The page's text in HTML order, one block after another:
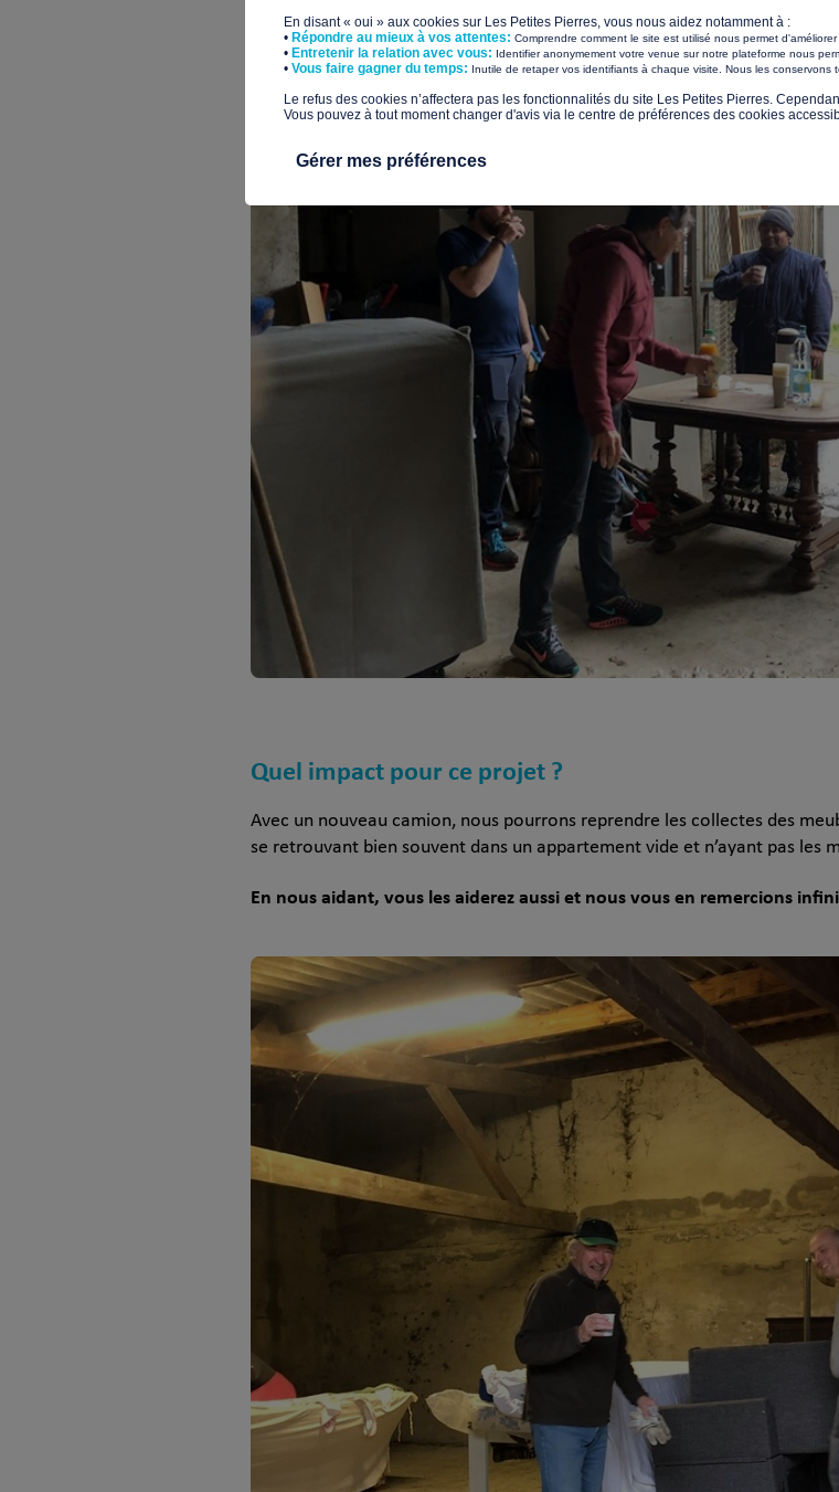
Quel impact pour ce projet ?
Avec un nouveau camion, nous pourrons reprendre les collectes des
se retrouvant bien souvent dans un appartement vide et n’ayant pas les
En nous aidant, vous les aiderez aussi et nous vous en remercions
En disant « oui » aux cookies sur Les Petites Pierres, vous nous aidez notamment à :
• Répondre au mieux à vos attentes: Comprendre comment le site est utilisé nous permet
• Entretenir la relation avec vous: Identifier anonymement votre venue sur notre plateforme nous
​• Vous faire gagner du temps: Inutile de retaper vos identifiants à chaque visite. Nous les conservons
​Le refus des cookies n’affectera pas les fonctionnalités du site Les Petites Pierres.
Vous pouvez à tout moment changer d'avis via le centre de préférences des cookies
Gérer mes préférences